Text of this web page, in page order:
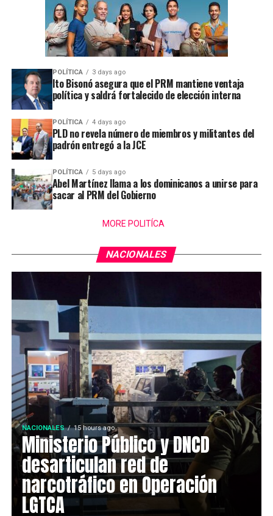
POLÍTICA 3 days ago
Ito Bisonó asegura que el PRM mantiene ventaja
política y saldrá fortalecido de elección interna
POLÍTICA 4 days ago
PLD no revela número de miembros y militantes del
padrón entregó a la JCE
POLÍTICA 5 days ago
Abel Martínez llama a los dominicanos a unirse para
sacar al PRM del Gobierno
MORE POLITÍCA
NACIONALES
NACIONALES 15 hours ago
Ministerio Público y DNCD
desarticulan red de
narcotráfico en Operación
LGTCA